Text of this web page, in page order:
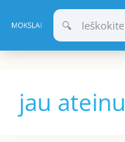
prie
turinio
jau ateinu